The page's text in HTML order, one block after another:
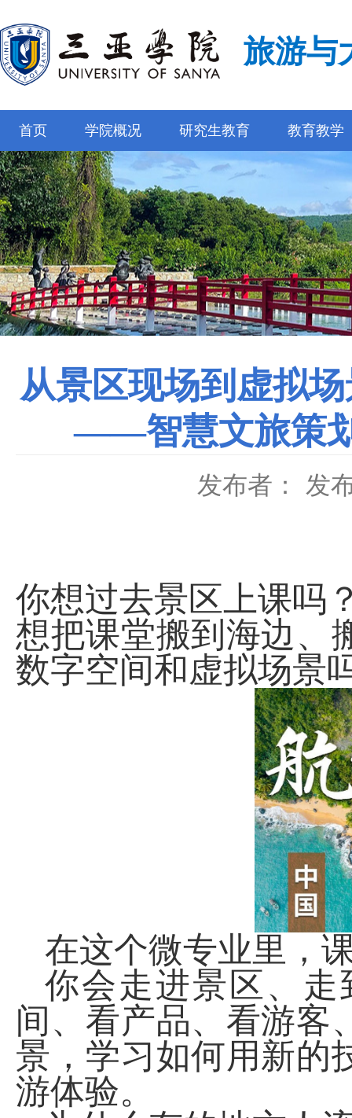
旅游与
首页 学院概况 研究生教育 教育教学
从景区现场到虚拟
——智慧文旅策
发布者： 发
你想过去景区上课吗
想把课堂搬到海边、
数字空间和虚拟场景
在这个微专业里，
你会走进景区、
间、看产品、看游客
景，学习如何用新的
游体验。